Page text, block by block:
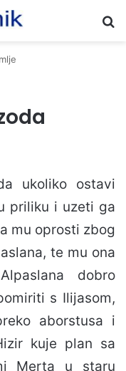
ukoliko ostavi
priliku i uzeti ga
mu oprosti zbog
te mu ona
dobro
s Ilijasom,
aborstusa i
kuje plan sa
Merta u staru